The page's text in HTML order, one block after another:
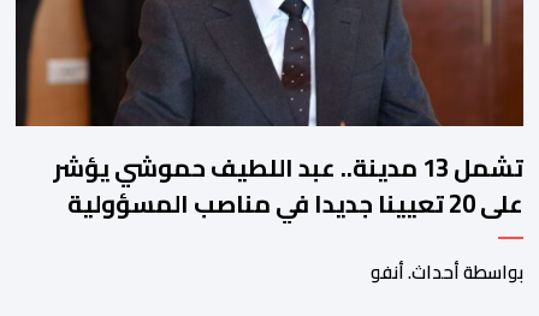
تشمل 13 مدينة.. عبد اللطيف حموشي يؤشر
على 20 تعيينا جديدا في مناصب المسؤولية
بمصالح الأمن الوطني
بواسطة أحداث. أنفو